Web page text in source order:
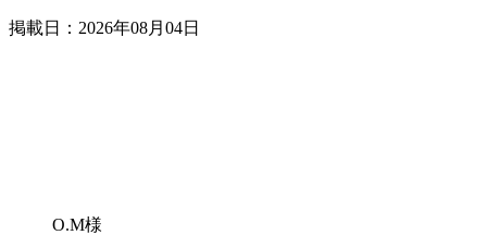
掲載日：2026年08月04日
O.M様